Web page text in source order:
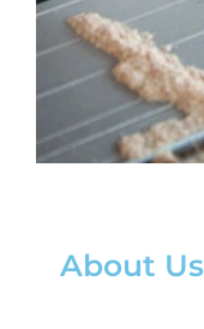
About Us